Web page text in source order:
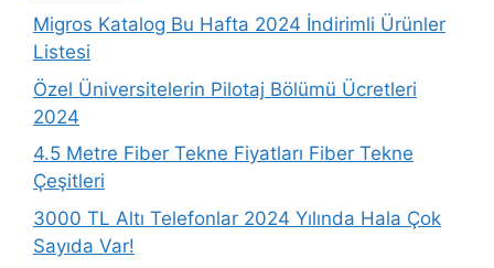
Migros Katalog Bu Hafta 2024 İndirimli Ürünler
Listesi
Özel Üniversitelerin Pilotaj Bölümü Ücretleri
2024
4.5 Metre Fiber Tekne Fiyatları Fiber Tekne
Çeşitleri
3000 TL Altı Telefonlar 2024 Yılında Hala Çok
Sayıda Var!